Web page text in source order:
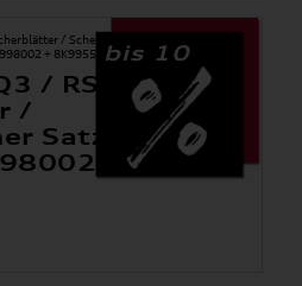
bis 10
/ RSQ3 (8U)
/
Satz Vorne +
+